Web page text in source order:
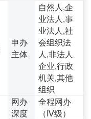
申办
主体
自然人,企
业法人,事
业法人,社
会组织法
人,非法人
企业,行政
机关,其他
组织
网办
深度
全程网办
（Ⅳ级）